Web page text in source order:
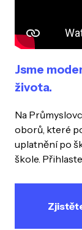
Jsme
života.
Na
oborů, které
uplatnění po
škole.